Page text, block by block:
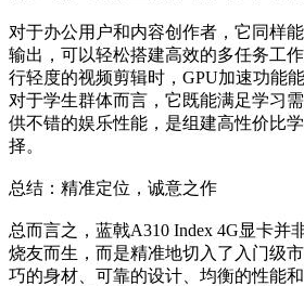
对于办公用户和内容创作者，它同样
输出，可以轻松搭建高效的多任务工
行轻度的视频剪辑时，GPU加速功能
对于学生群体而言，它既能满足学习
供不错的娱乐性能，是组建高性价比
择。
总结：精准定位，诚意之作
总而言之，蓝戟A310 Index 4G显卡并
烧友而生，而是精准地切入了入门级
巧的身材、可靠的设计、均衡的性能